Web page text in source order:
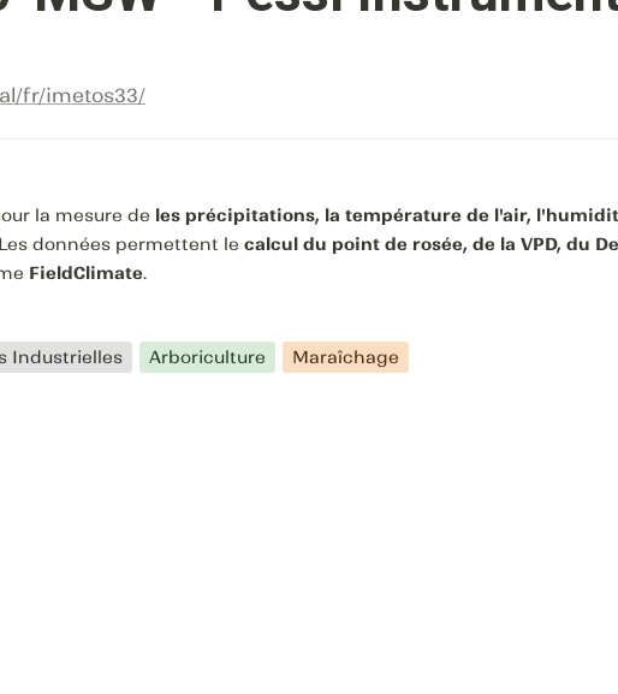
fr/imetos33/
la mesure de les précipitations, la température de l'air,
données permettent le calcul du point de rosée, de la VPD, du
FieldClimate.
Industrielles Arboriculture Maraîchage